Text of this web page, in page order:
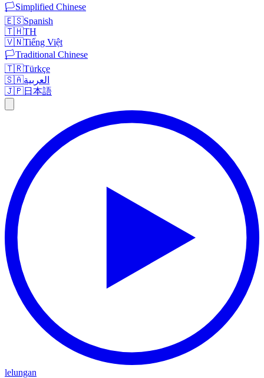
🏳️Simplified Chinese
🇪🇸Spanish
🇹🇭TH
🇻🇳Tiếng Việt
🏳️Traditional Chinese
🇹🇷Türkçe
🇸🇦العربية
🇯🇵日本語
lelungan